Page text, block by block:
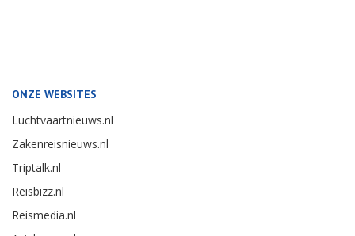
ONZE WEBSITES
Luchtvaartnieuws.nl
Zakenreisnieuws.nl
Triptalk.nl
Reisbizz.nl
Reismedia.nl